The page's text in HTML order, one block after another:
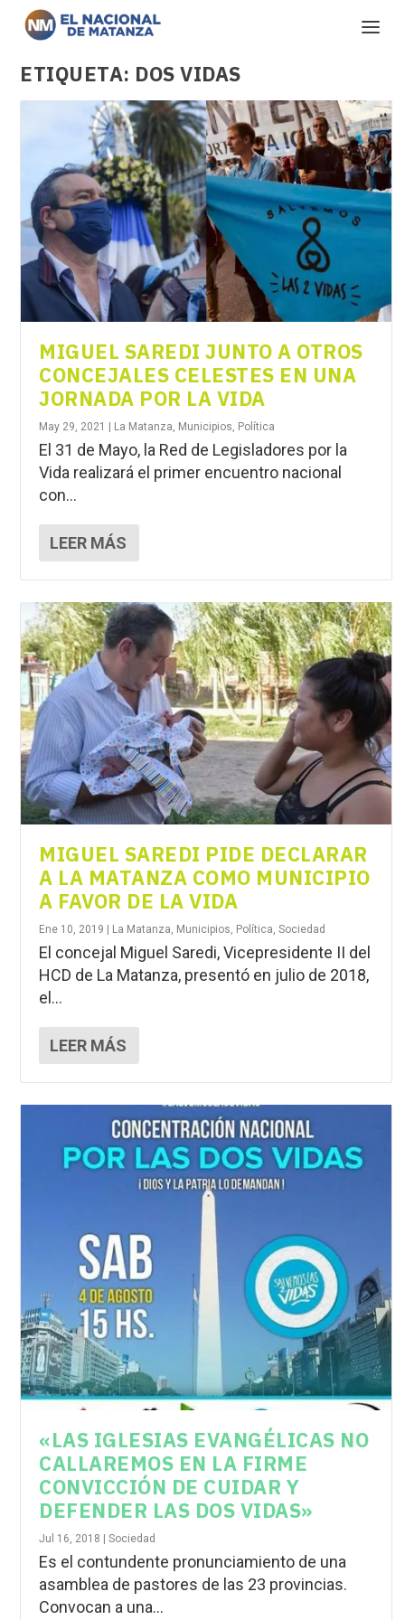
ETIQUETA: DOS VIDAS
MIGUEL SAREDI JUNTO A OTROS
CONCEJALES CELESTES EN UNA
JORNADA POR LA VIDA
May 29, 2021 La Matanza, Municipios, Política
El 31 de Mayo, la Red de Legisladores por la
Vida realizará el primer encuentro nacional
con...
LEER MÁS
MIGUEL SAREDI PIDE DECLARAR
A LA MATANZA COMO MUNICIPIO
A FAVOR DE LA VIDA
Ene 10, 2019 | La Matanza Municipios Política ,Sociedad
El concejal Miguel Saredi, Vicepresidente II del
HCD de La Matanza, presentó en julio de 2018,
el...
LEER MÁS
«LAS IGLESIAS EVANGÉLICAS NO
CALLAREMOS EN LA FIRME
CONVICCIÓN DE CUIDAR Y
DEFENDER LAS DOS VIDAS»
Jul 16, 2018 |Sociedad
Es el contundente pronunciamiento de una
asamblea de pastores de las 23 provincias.
Convocan a una...